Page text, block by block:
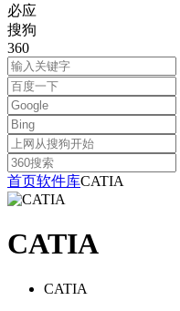
必应
搜狗
360
首页软件库CATIA
CATIA
CATIA